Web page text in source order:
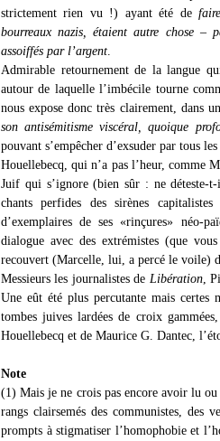
strictement rien vu !) ayant été de
bourreaux nazis, étaient autre chose –
assoiffés par l’argent
Admirable retournement de la langue
autour de laquelle l’imbécile tourne
nous expose donc très clairement, dans
son antisémitisme viscéral, quoique
pouvant s’empêcher d’exsuder par tous
Houellebecq, qui n’a pas l’heur, comme
Juif qui s’ignore (bien sûr : ne déteste-
chants perfides des sirènes
d’exemplaires de ses «rinçures» néo-
dialogue avec des extrémistes (que
recouvert (Marcelle, lui, a percé le voile)
Messieurs les journalistes de Libération,
Une eût été plus percutante mais
tombes juives lardées de croix
Houellebecq et de Maurice G. Dantec,
Note
(1) Mais je ne crois pas encore avoir lu ou
rangs clairsemés des communistes, des
prompts à stigmatiser l’homophobie et